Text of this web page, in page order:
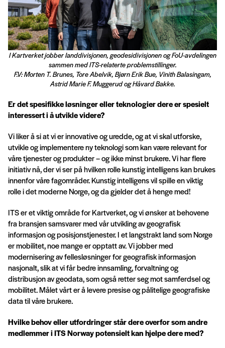
I Kartverket jobber landdivisjonen, geodesidivisjonen og FoU-avdelingen
sammen med ITS-relaterte problemstillinger.
F.V: Morten T. Brunes, Tore Abelvik, Bjørn Erik Bue, Vinith Balasingam,
Astrid Marie F. Muggerud og Håvard Bakke.
Er det spesifikke løsninger eller teknologier dere er spesielt
interessert i å utvikle videre?
Vi liker å si at vi er innovative og uredde, og at vi skal utforske,
utvikle og implementere ny teknologi som kan være relevant for
våre tjenester og produkter – og ikke minst brukere. Vi har flere
initiativ nå, der vi ser på hvilken rolle kunstig intelligens kan brukes
innenfor våre fagområder. Kunstig intelligens vil spille en viktig
rolle i det moderne Norge, og da gjelder det å henge med!
ITS er et viktig område for Kartverket, og vi ønsker at behovene
fra bransjen samsvarer med vår utvikling av geografisk
informasjon og posisjonstjenester. I et langstrakt land som Norge
er mobilitet, noe mange er opptatt av. Vi jobber med
modernisering av fellesløsninger for geografisk informasjon
nasjonalt, slik at vi får bedre innsamling, forvaltning og
distribusjon av geodata, som også retter seg mot samferdsel og
mobilitet. Målet vårt er å levere presise og pålitelige geografiske
data til våre brukere.
Hvilke behov eller utfordringer står dere overfor som andre
medlemmer i ITS Norway potensielt kan hjelpe dere med?